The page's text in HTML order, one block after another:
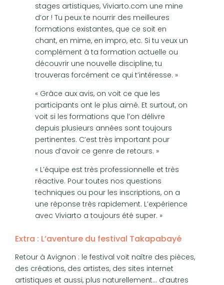
stages artistiques, Viviarto.com une mine
d’or ! Tu peux te nourrir des meilleures
formations existantes, que ce soit en
chant, en mime, en impro, etc. Si tu veux un
complément à ta formation actuelle ou
découvrir une nouvelle discipline, tu
trouveras forcément ce qui t’intéresse. »
« Grâce aux avis, on voit ce que les
participants ont le plus aimé. Et surtout, on
voit si les formations que l’on délivre
depuis plusieurs années sont toujours
pertinentes. C’est très important pour
nous d’avoir ce genre de retours. »
« L’équipe est très professionnelle et très
réactive. Pour toutes nos questions
techniques ou pour les inscriptions, on a
une réponse très rapidement. L’expérience
avec Viviarto a toujours été super. »
Extra : L’aventure du festival Takapabayé
Retour à Avignon : le festival voit naître des pièces,
des créations, des artistes, des sites internet
artistiques et aussi, plus naturellement… d’autres